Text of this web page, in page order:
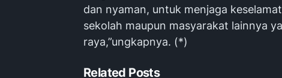
dan nyaman, untuk menjaga
sekolah maupun masyarakat lainnya
raya,”ungkapnya. (*)
Related Posts